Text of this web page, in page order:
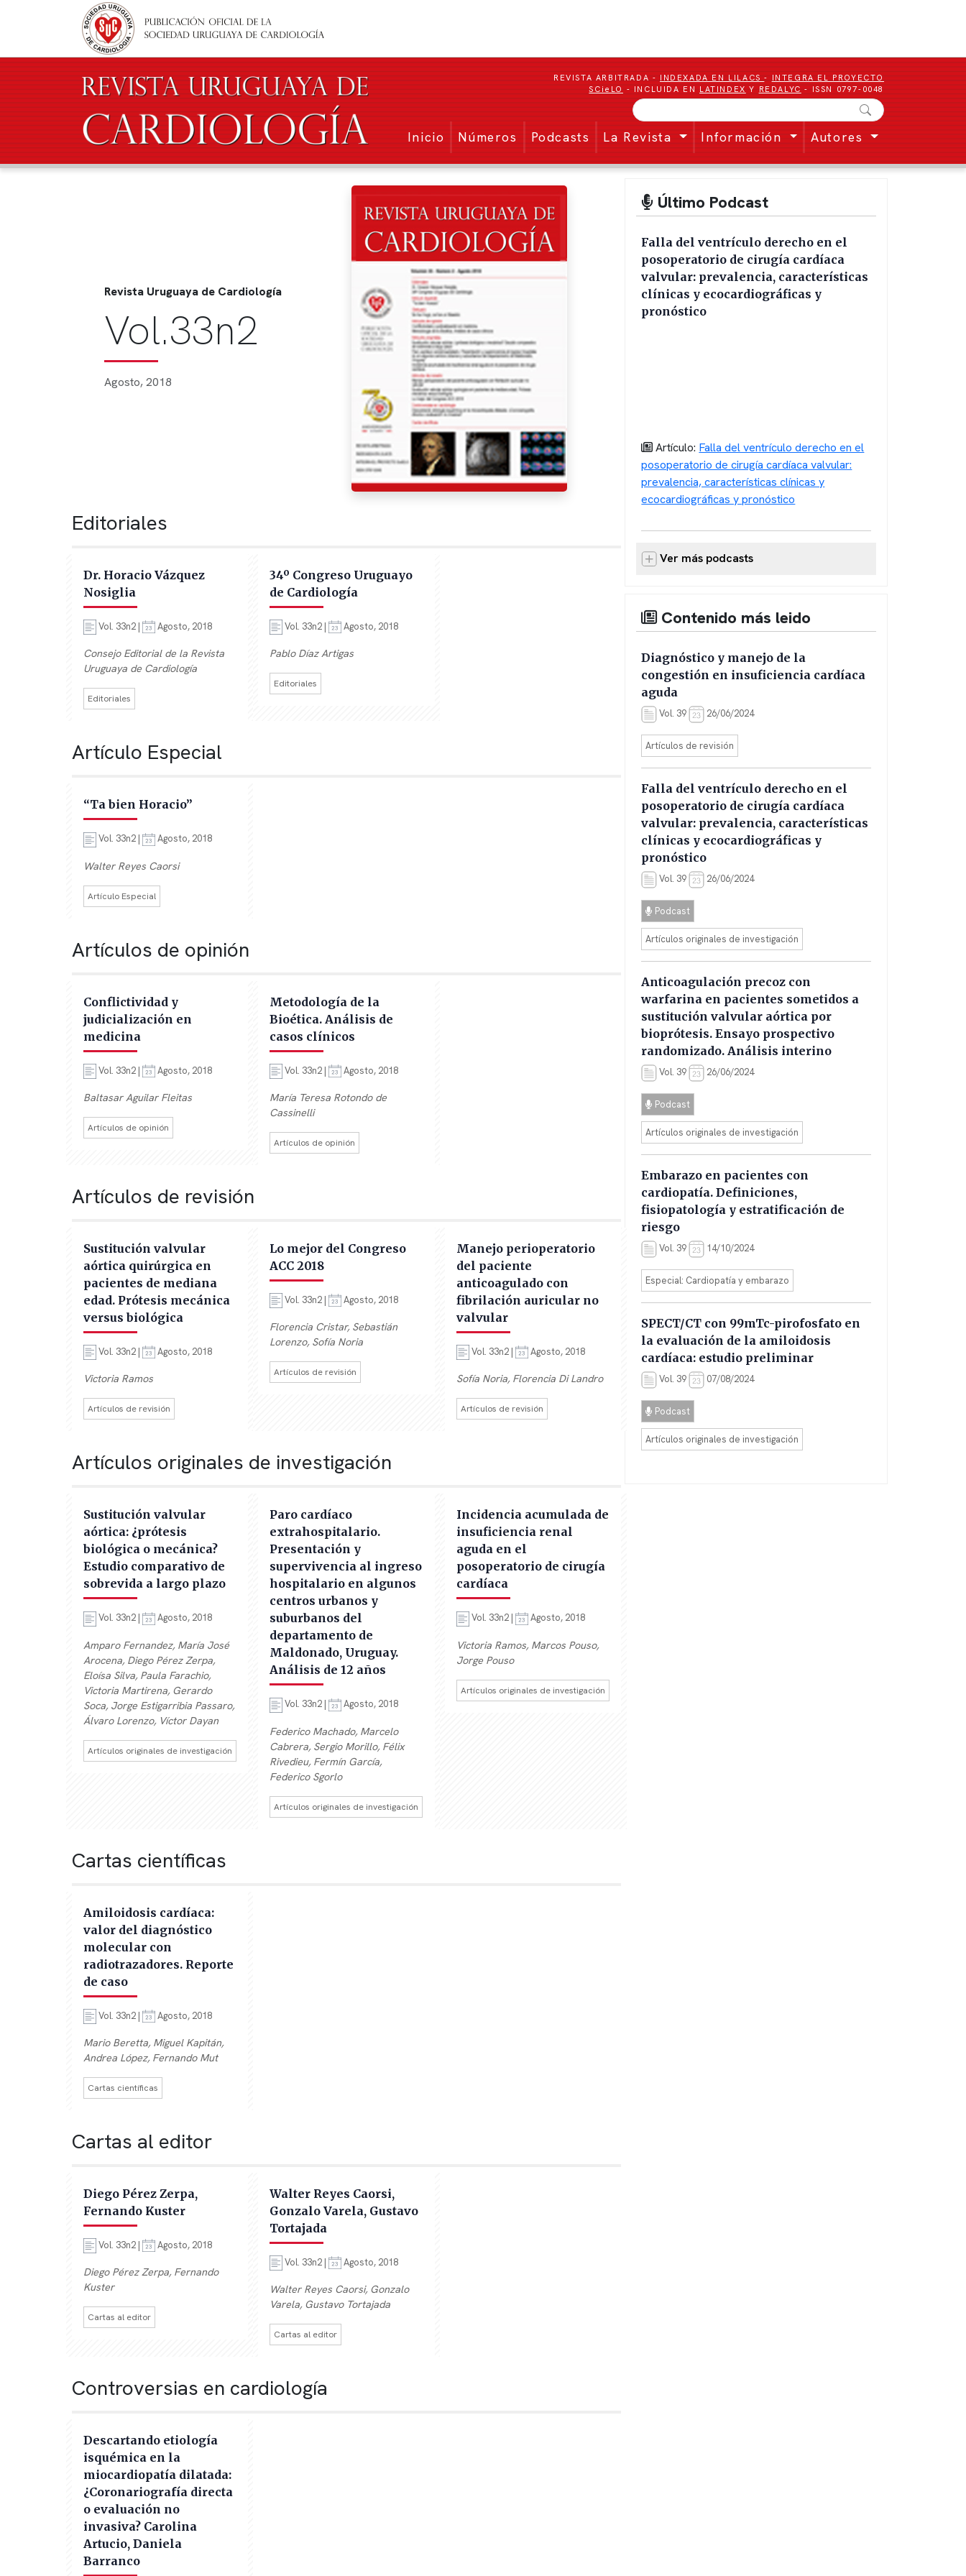
Pasar al contenido principal Menu secundario
Inicio Números Podcasts La Revista Información Autores
REVISTA ARBITRADA -INDEXADA EN LILACS-INTEGRA EL PROYECTO
SCieLO - INCLUIDA EN LATINDEX Y REDALYC - ISSN 0797-0048
Revista Uruguaya de Cardiología
Vol.33n2
Agosto, 2018
Editoriales
Dr. Horacio Vázquez
Nosiglia
Vol. 33n2 | Agosto, 2018
Consejo Editorial de la Revista
Uruguaya de Cardiología
Editoriales
34º Congreso Uruguayo
de Cardiología
Vol. 33n2 | Agosto, 2018
Pablo Díaz Artigas
Editoriales
Artículo Especial
“Ta bien Horacio”
Vol. 33n2 | Agosto, 2018
Walter Reyes Caorsi
Artículo Especial
Artículos de opinión
Conflictividad y
judicialización en
medicina
Vol. 33n2 | Agosto, 2018
Baltasar Aguilar Fleitas
Artículos de opinión
Metodología de la
Bioética. Análisis de
casos clínicos
Vol. 33n2 | Agosto, 2018
María Teresa Rotondo de
Cassinelli
Artículos de opinión
Artículos de revisión
Sustitución valvular
aórtica quirúrgica en
pacientes de mediana
edad. Prótesis mecánica
versus biológica
Vol. 33n2 | Agosto, 2018
Victoria Ramos
Artículos de revisión
Lo mejor del Congreso
ACC 2018
Vol. 33n2 | Agosto, 2018
Florencia Cristar, Sebastián
Lorenzo, Sofía Noria
Artículos de revisión
Manejo perioperatorio
del paciente
anticoagulado con
fibrilación auricular no
valvular
Vol. 33n2 | Agosto, 2018
Sofía Noria, Florencia Di Landro
Artículos de revisión
Artículos originales de investigación
Sustitución valvular
aórtica: ¿prótesis
biológica o mecánica?
Estudio comparativo de
sobrevida a largo plazo
Vol. 33n2 | Agosto, 2018
Amparo Fernandez, María José
Arocena, Diego Pérez Zerpa,
Eloísa Silva, Paula Farachio,
Victoria Martirena, Gerardo
Soca, Jorge Estigarribia Passaro,
Álvaro Lorenzo, Víctor Dayan
Artículos originales de investigación
Paro cardíaco
extrahospitalario.
Presentación y
supervivencia al ingreso
hospitalario en algunos
centros urbanos y
suburbanos del
departamento de
Maldonado, Uruguay.
Análisis de 12 años
Vol. 33n2 | Agosto, 2018
Federico Machado, Marcelo
Cabrera, Sergio Morillo, Félix
Rivedieu, Fermín García,
Federico Sgorlo
Artículos originales de investigación
Incidencia acumulada de
insuficiencia renal
aguda en el
posoperatorio de cirugía
cardíaca
Vol. 33n2 | Agosto, 2018
Victoria Ramos, Marcos Pouso,
Jorge Pouso
Artículos originales de investigación
Cartas científicas
Amiloidosis cardíaca:
valor del diagnóstico
molecular con
radiotrazadores. Reporte
de caso
Vol. 33n2 | Agosto, 2018
Mario Beretta, Miguel Kapitán,
Andrea López, Fernando Mut
Cartas científicas
Cartas al editor
Diego Pérez Zerpa,
Fernando Kuster
Vol. 33n2 | Agosto, 2018
Diego Pérez Zerpa, Fernando
Kuster
Cartas al editor
Walter Reyes Caorsi,
Gonzalo Varela, Gustavo
Tortajada
Vol. 33n2 | Agosto, 2018
Walter Reyes Caorsi, Gonzalo
Varela, Gustavo Tortajada
Cartas al editor
Controversias en cardiología
Descartando etiología
isquémica en la
miocardiopatía dilatada:
¿Coronariografía directa
o evaluación no
invasiva? Carolina
Artucio, Daniela
Barranco
Último Podcast
Falla del ventrículo derecho en el
posoperatorio de cirugía cardíaca
valvular: prevalencia, características
clínicas y ecocardiográficas y
pronóstico
Artículo: Falla del ventrículo derecho en el
posoperatorio de cirugía cardíaca valvular:
prevalencia, características clínicas y
ecocardiográficas y pronóstico
Ver más podcasts
Contenido más leido
Diagnóstico y manejo de la
congestión en insuficiencia cardíaca
aguda
Vol. 39 26/06/2024
Artículos de revisión
Falla del ventrículo derecho en el
posoperatorio de cirugía cardíaca
valvular: prevalencia, características
clínicas y ecocardiográficas y
pronóstico
Vol. 39 26/06/2024
Podcast
Artículos originales de investigación
Anticoagulación precoz con
warfarina en pacientes sometidos a
sustitución valvular aórtica por
bioprótesis. Ensayo prospectivo
randomizado. Análisis interino
Vol. 39 26/06/2024
Podcast
Artículos originales de investigación
Embarazo en pacientes con
cardiopatía. Definiciones,
fisiopatología y estratificación de
riesgo
Vol. 39 14/10/2024
Especial: Cardiopatía y embarazo
SPECT/CT con 99mTc-pirofosfato en
la evaluación de la amiloidosis
cardíaca: estudio preliminar
Vol. 39 07/08/2024
Podcast
Artículos originales de investigación